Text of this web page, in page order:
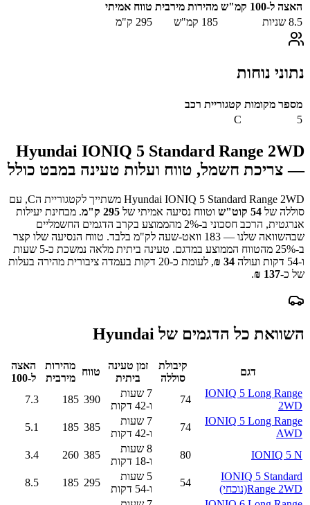
האצה ל-100 קמ"ש מהירות מירבית טווח אמיתי
8.5 שניות 185 קמ"ש 295 ק"מ
נתוני נוחות
מספר מקומות קטגוריית רכב
5
C
Hyundai IONIQ 5 Standard Range 2WD
— צריכת חשמל, טווח ועלות טעינה במבט כולל
Hyundai IONIQ 5 Standard Range 2WD משתייך לקטגוריית הC, עם
סוללה של 54 קוט"ש וטווח נסיעה אמיתי של 295 ק"מ. מבחינת יעילות
אנרגטית, הרכב חסכוני ב-
2 % מהממוצע בקרב הדגמים החשמליים
שבהשוואה שלנו — 183 וואט-שעה לק"מ בלבד. טווח הנסיעה שלו קצר
ב-
25% מהטווח הממוצע במדגם. טעינה ביתית מלאה נמשכת כ-
5 שעות
ו-54 דקות
ועולה 34
₪, לעומת כ-20 דקות בעמדה ציבורית מהירה בעלות
של כ-137
₪
.
השוואת כל הדגמים של Hyundai
דגם
קיבולת
סוללה
זמן טעינה
ביתית
טווח
מהירות
מירבית
האצה
ל-100
IONIQ 5 Long Range
2WD
74
7 שעות
ו-42 דקות
390
185
7.3
IONIQ 5 Long Range
AWD
74
7 שעות
ו-42 דקות
385
185
5.1
IONIQ 5 N
80
8 שעות
ו-18 דקות
385
260
3.4
IONIQ 5 Standard
Range 2WD(נוכחי)
54
5 שעות
ו-54 דקות
295
185
8.5